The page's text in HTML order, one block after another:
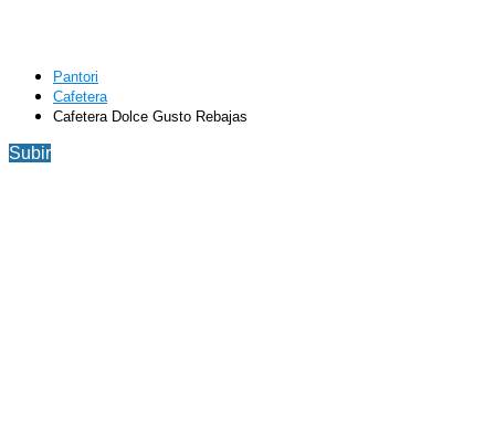
Pantori
Cafetera
Cafetera Dolce Gusto Rebajas
Subir